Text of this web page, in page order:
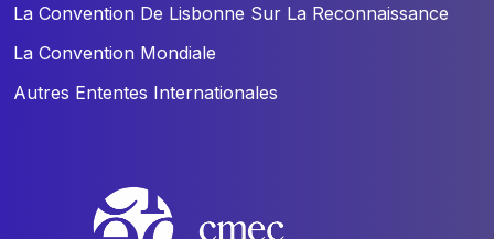
La Convention De Lisbonne Sur La Reconnaissance
La Convention Mondiale
Autres Ententes Internationales